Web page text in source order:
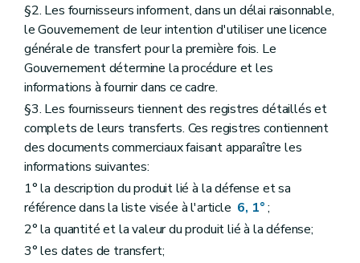
§2. Les fournisseurs informent, dans un délai raisonnable,
le Gouvernement de leur intention d'utiliser une licence
générale de transfert pour la première fois. Le
Gouvernement détermine la procédure et les
informations à fournir dans ce cadre.
§3. Les fournisseurs tiennent des registres détaillés et
complets de leurs transferts. Ces registres contiennent
des documents commerciaux faisant apparaître les
informations suivantes:
1° la description du produit lié à la défense et sa
référence dans la liste visée à l'article 6, 1°;
2° la quantité et la valeur du produit lié à la défense;
3° les dates de transfert;